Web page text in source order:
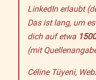
LinkedIn erlaubt
Das ist lang, um
dich auf etwa
(mit
Céline Tüyeni,